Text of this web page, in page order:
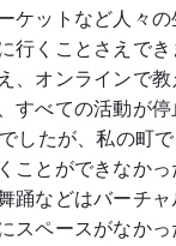
ケットなど人々
行くことさえで
、オンラインで教
すべての活動が
したが、私の町
ことができなか
踊などはバーチャ
スペースがなか